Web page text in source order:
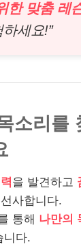
한 맞춤 레
세요!”
소리를
을 발견하고
사합니다.
통해 나만의
니다.